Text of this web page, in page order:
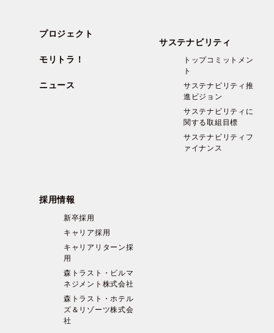
プロジェクト
モリトラ！
ニュース
サステナビリティ
トップコミットメン
ト
サステナビリティ推
進ビジョン
サステナビリティに
関する取組目標
サステナビリティフ
ァイナンス
採用情報
新卒採用
キャリア採用
キャリアリターン採
用
森トラスト・ビルマ
ネジメント株式会社
森トラスト・ホテル
ズ＆リゾーツ株式会
社